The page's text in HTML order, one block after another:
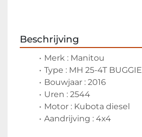
Beschrijving
Merk : Manitou
Type : MH 25-4T BUGGIE
Bouwjaar : 2016
Uren : 2544
Motor : Kubota diesel
Aandrijving : 4x4